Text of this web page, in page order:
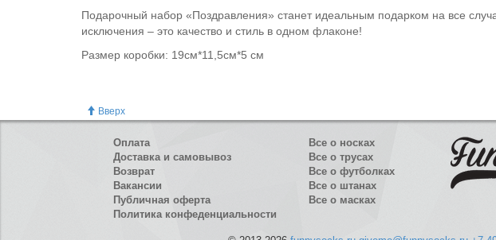
Подарочный набор «Поздравления» станет идеальным подарком на все
исключения – это качество и стиль в одном флаконе!
Размер коробки: 19см*11,5см*5 см
Вверх
Оплата
Доставка и самовывоз
Возврат
Вакансии
Публичная оферта
Политика конфеденциальности
Все о носках
Все о трусах
Все о футболках
Все о штанах
Все о масках